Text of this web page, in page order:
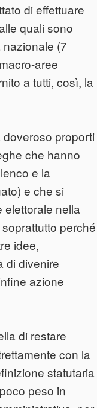
di effettuare
quali sono
(7
aree
a tutti, così, la
proporti
che hanno
e la
e che si
elettorale nella
perché
idee,
di divenire
azione
di restare
con la
statutaria
peso in